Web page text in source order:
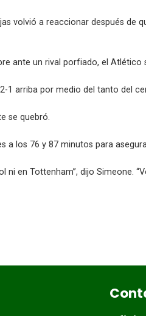
volvió a reaccionar después
ante un rival porfiado, el
1 arriba por medio del tanto del
se quebró.
a los 76 y 87 minutos para
ni en Tottenham”, dijo Simeone.